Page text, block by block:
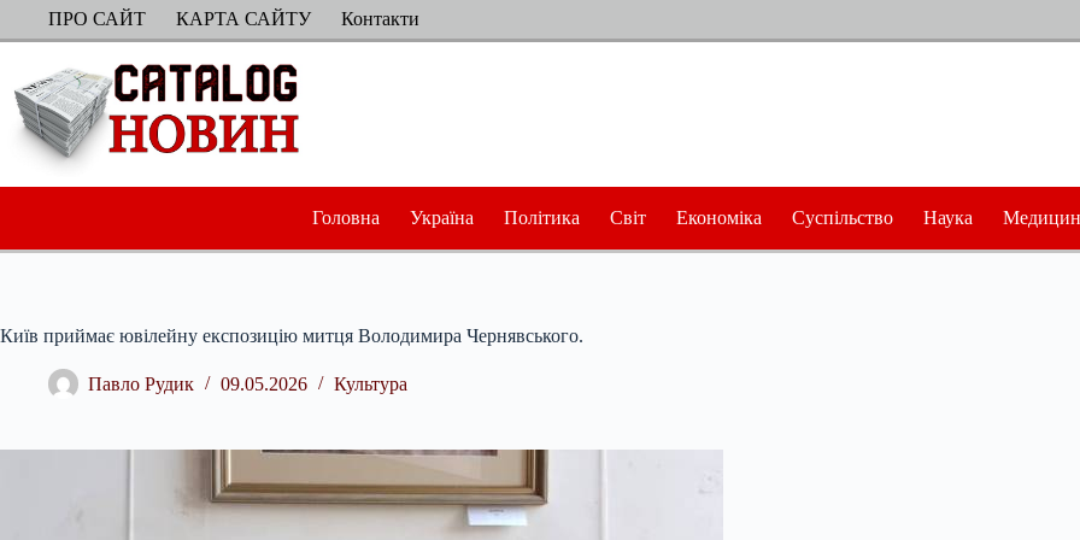
ПерейтиПРО САЙТ КАРТА САЙТУ Контакти
Головна Україна Політика Світ Економіка Суспільство Наука
Київ приймає ювілейну експозицію митця Володимира Чернявського.
Павло Рудик 09.05.2026 Культура